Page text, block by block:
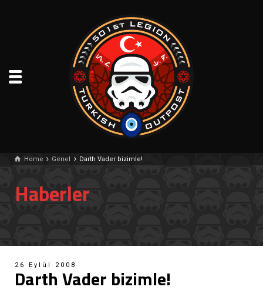
Home Genel Darth Vader bizimle!
Haberler
26 Eylül 2008
Darth Vader bizimle!